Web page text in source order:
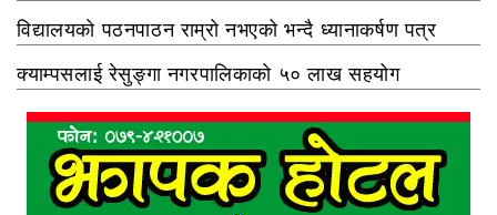
विद्यालयको पठनपाठन राम्रो नभएको भन्दै ध्यानाकर्षण पत्र
क्याम्पसलाई रेसुङ्गा नगरपालिकाको ५० लाख सहयोग